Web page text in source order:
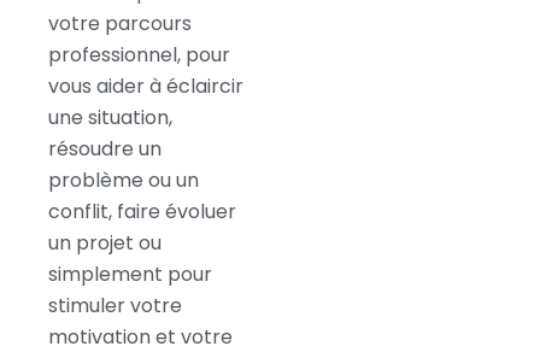
votre parcours
professionnel, pour
vous aider à éclaircir
une situation,
résoudre un
problème ou un
conflit, faire évoluer
un projet ou
simplement pour
stimuler votre
motivation et votre